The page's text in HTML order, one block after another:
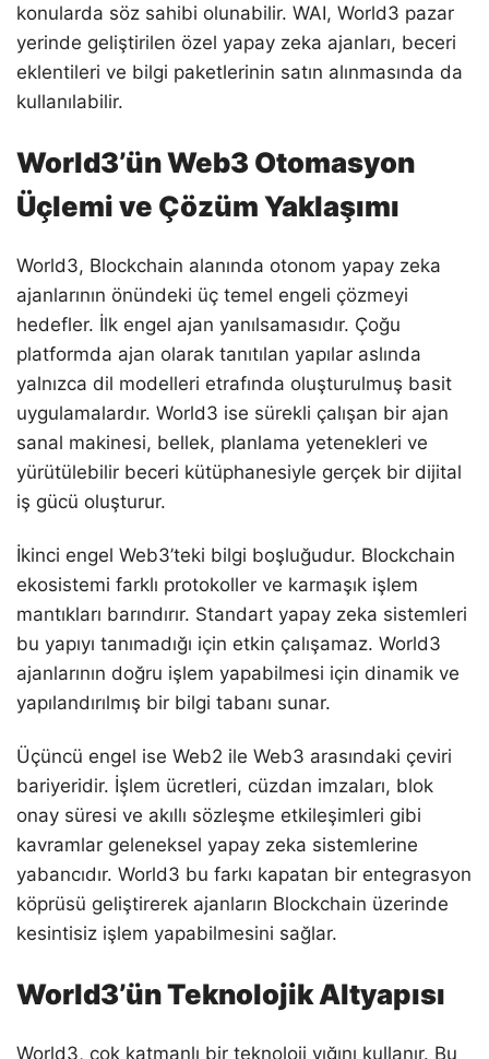
konularda söz sahibi olunabilir. WAI, World3 pazar
yerinde geliştirilen özel yapay zeka ajanları, beceri
eklentileri ve bilgi paketlerinin satın alınmasında da
kullanılabilir.
World3’ün Web3 Otomasyon
Üçlemi ve Çözüm Yaklaşımı
World3, Blockchain alanında otonom yapay zeka
ajanlarının önündeki üç temel engeli çözmeyi
hedefler. İlk engel ajan yanılsamasıdır. Çoğu
platformda ajan olarak tanıtılan yapılar aslında
yalnızca dil modelleri etrafında oluşturulmuş basit
uygulamalardır. World3 ise sürekli çalışan bir ajan
sanal makinesi, bellek, planlama yetenekleri ve
yürütülebilir beceri kütüphanesiyle gerçek bir dijital
iş gücü oluşturur.
İkinci engel Web3’teki bilgi boşluğudur. Blockchain
ekosistemi farklı protokoller ve karmaşık işlem
mantıkları barındırır. Standart yapay zeka sistemleri
bu yapıyı tanımadığı için etkin çalışamaz. World3
ajanlarının doğru işlem yapabilmesi için dinamik ve
yapılandırılmış bir bilgi tabanı sunar.
Üçüncü engel ise Web2 ile Web3 arasındaki çeviri
bariyeridir. İşlem ücretleri, cüzdan imzaları, blok
onay süresi ve akıllı sözleşme etkileşimleri gibi
kavramlar geleneksel yapay zeka sistemlerine
yabancıdır. World3 bu farkı kapatan bir entegrasyon
köprüsü geliştirerek ajanların Blockchain üzerinde
kesintisiz işlem yapabilmesini sağlar.
World3’ün Teknolojik Altyapısı
World3, çok katmanlı bir teknoloji yığını kullanır. Bu